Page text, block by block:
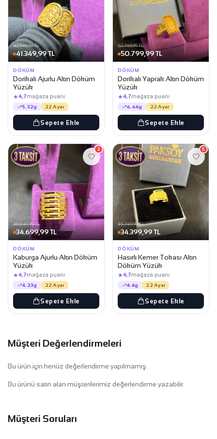
42.949,99 TL
41.349,99 TL
DÖKÜM
Dorikalı Ajurlu Altın Döküm
Yüzük
★4,7mağaza puanı
5.32g 22 Ayar
Sepete Ekle
52.749,99 TL
50.799,99 TL
DÖKÜM
Dorikalı Yaprak Altın Döküm
Yüzük
★4,7mağaza puanı
6.64g 22 Ayar
Sepete Ekle
36.049,99 TL
34.699,99 TL
2
DÖKÜM
Kaburga Ajurlu Altın Döküm
Yüzük
★4,7mağaza puanı
4.23g 22 Ayar
Sepete Ekle
35.749,99 TL
34.399,99 TL
5
DÖKÜM
Hasırlı Kemer Tokası Altın
Döküm Yüzük
★4,7mağaza puanı
4.4g 22 Ayar
Sepete Ekle
Müşteri Değerlendirmeleri
Bu ürün için henüz değerlendirme yapılmamış.
Bu ürünü satın alan müşterilerimiz değerlendirme yazabilir.
Müşteri Soruları